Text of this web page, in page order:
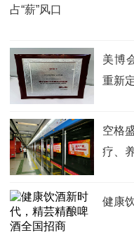
占“薪”风口
美博
重新
空格
疗、
健康